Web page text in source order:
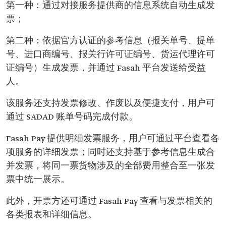
第一种：通过对接服务提供商的信息系统自动生成发
票；
第二种：依据官方认证的参考信息（报关单号、提单
号、进口商编号、报关行许可证编号、货运代理许可
证编号）生成发票，并通过 Fasah 平台发送给受益
人。
该服务还支持发票修改、作废以及便捷支付，用户可
通过 SADAD 账单号码完成付款。
Fasah Pay 提供明细发票服务，用户可通过平台查看各
项服务的详细发票；同时还支持基于参考信息生成合
并发票，将同一票货物涉及的全部费用整合至一张发
票中统一展示。
此外，开票方还可通过 Fasah Pay 查看与发票相关的
各类报表和详细信息。